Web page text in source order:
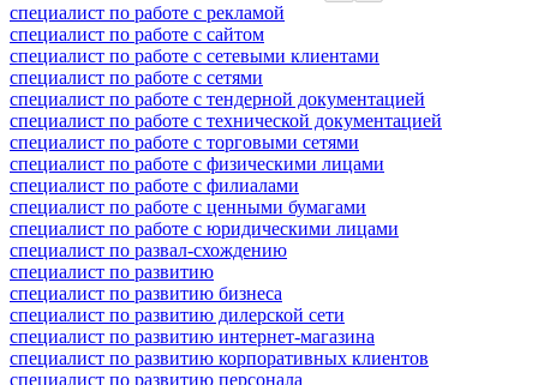
специалист по работе с рекламой
специалист по работе с сайтом
специалист по работе с сетевыми клиентами
специалист по работе с сетями
специалист по работе с тендерной документацией
специалист по работе с технической документацией
специалист по работе с торговыми сетями
специалист по работе с физическими лицами
специалист по работе с филиалами
специалист по работе с ценными бумагами
специалист по работе с юридическими лицами
специалист по развал-схождению
специалист по развитию
специалист по развитию бизнеса
специалист по развитию дилерской сети
специалист по развитию интернет-магазина
специалист по развитию корпоративных клиентов
специалист по развитию персонала